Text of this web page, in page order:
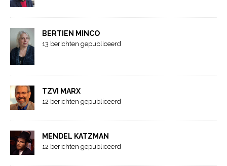
BERTIEN MINCO
13 berichten gepubliceerd
TZVI MARX
12 berichten gepubliceerd
MENDEL KATZMAN
12 berichten gepubliceerd